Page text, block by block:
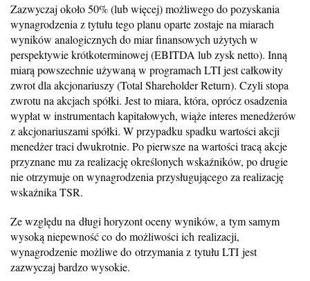
Zazwyczaj około 50% (lub więcej) możliwego do pozyskania
wynagrodzenia z tytułu tego planu oparte zostaje na miarach
wyników analogicznych do miar finansowych użytych w
perspektywie krótkoterminowej (EBITDA lub zysk netto). Inną
miarą powszechnie używaną w programach LTI jest całkowity
zwrot dla akcjonariuszy (Total Shareholder Return). Czyli stopa
zwrotu na akcjach spółki. Jest to miara, która, oprócz osadzenia
wypłat w instrumentach kapitałowych, wiąże interes menedżerów
z akcjonariuszami spółki. W przypadku spadku wartości akcji
menedżer traci dwukrotnie. Po pierwsze na wartości tracą akcje
przyznane mu za realizację określonych wskaźników, po drugie
nie otrzymuje on wynagrodzenia przysługującego za realizację
wskaźnika TSR.
Ze względu na długi horyzont oceny wyników, a tym samym
wysoką niepewność co do możliwości ich realizacji,
wynagrodzenie możliwe do otrzymania z tytułu LTI jest
zazwyczaj bardzo wysokie.